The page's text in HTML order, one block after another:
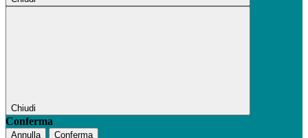
Chiudi
Conferma
Annulla Conferma